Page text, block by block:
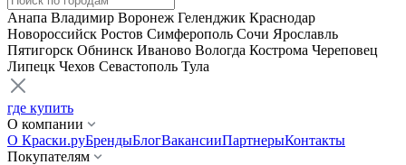
Анапа Владимир Воронеж Геленджик Краснодар
Новороссийск Ростов Симферополь Сочи Ярославль
Пятигорск Обнинск Иваново Вологда Кострома Череповец
Липецк Чехов Севастополь Тула
где купить
О компании
О Краски.руБрендыБлогВакансииПартнерыКонтакты
Покупателям